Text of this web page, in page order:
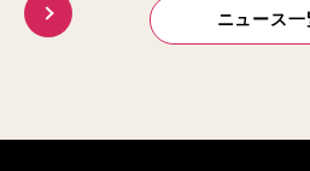
ニュース一